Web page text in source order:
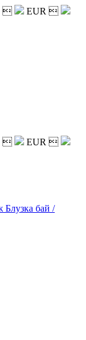
 EUR 
 EUR 